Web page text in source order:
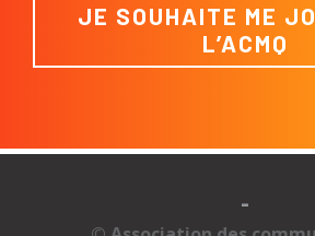
JE SOUHAITE ME
L’ACMQ
-